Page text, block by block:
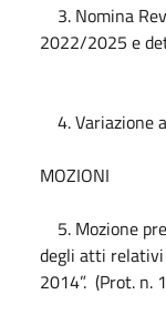
3. Nomina
2022/2025 e
4. Variazione
MOZIONI
5. Mozione
degli atti relativi
2014”. (Prot. n.